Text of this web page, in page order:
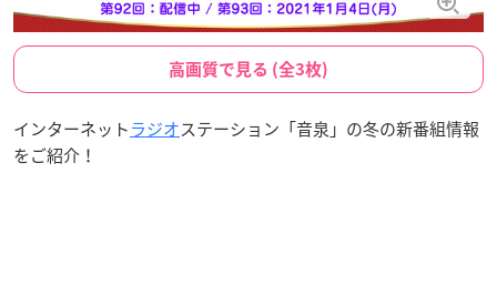
高画質で見る (全3枚)
インターネットラジオステーション「音泉」の冬の新番組情報
をご紹介！